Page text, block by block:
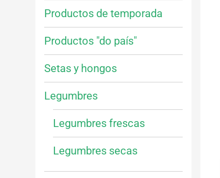
Productos de temporada
Productos "do país"
Setas y hongos
Legumbres
Legumbres frescas
Legumbres secas